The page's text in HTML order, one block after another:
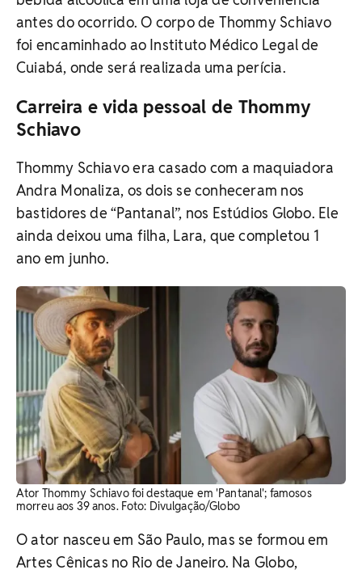
antes do ocorrido. O corpo de Thommy Schiavo
foi encaminhado ao Instituto Médico Legal de
Cuiabá, onde será realizada uma perícia.
Carreira e vida pessoal de Thommy
Schiavo
Thommy Schiavo era casado com a maquiadora
Andra Monaliza, os dois se conheceram nos
bastidores de “Pantanal”, nos Estúdios Globo. Ele
ainda deixou uma filha, Lara, que completou 1
ano em junho.
Ator Thommy Schiavo foi destaque em 'Pantanal'; famosos
morreu aos 39 anos. Foto: Divulgação/Globo
O ator nasceu em São Paulo, mas se formou em
Artes Cênicas no Rio de Janeiro. Na Globo,